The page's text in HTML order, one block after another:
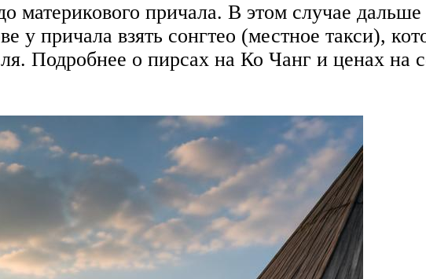
материкового причала. В этом случае
у причала взять сонгтео (местное такси),
Подробнее о пирсах на Ко Чанг и ценах на